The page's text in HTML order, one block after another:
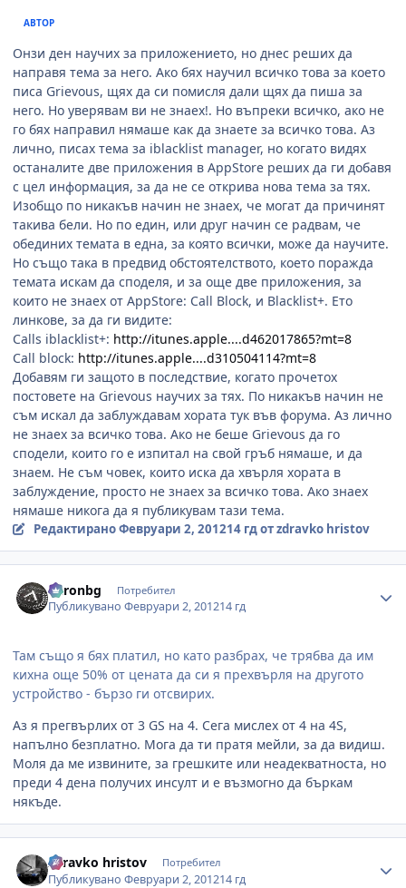
АВТОР
Онзи ден научих за приложението, но днес реших да
направя тема за него. Ако бях научил всичко това за което
писа Grievous, щях да си помисля дали щях да пиша за
него. Но уверявам ви не знаех!. Но въпреки всичко, ако не
го бях направил нямаше как да знаете за всичко това. Аз
лично, писах тема за iblacklist manager, но когато видях
останалите две приложения в AppStore реших да ги добавя
с цел информация, за да не се открива нова тема за тях.
Изобщо по никакъв начин не знаех, че могат да причинят
такива бели. Но по един, или друг начин се радвам, че
обединих темата в една, за която всички, може да научите.
Но също така в предвид обстоятелството, което поражда
темата искам да споделя, и за още две приложения, за
които не знаех от AppStore: Call Block, и Blacklist+. Ето
линкове, за да ги видите:
Calls iblacklist+: http://itunes.apple....d462017865?mt=8
Call block: http://itunes.apple....d310504114?mt=8
Добавям ги защото в последствие, когато прочетох
постовете на Grievous научих за тях. По никакъв начин не
съм искал да заблуждавам хората тук във форума. Аз лично
не знаех за всичко това. Ако не беше Grievous да го
сподели, които го е изпитал на свой гръб нямаше, и да
знаем. Не съм човек, които иска да хвърля хората в
заблуждение, просто не знаех за всичко това. Ако знаех
нямаше никога да я публикувам тази тема.
РедактираноФевруари 2, 201214 гдот zdravko hristov
baronbg Потребител
ПубликуваноФевруари 2, 201214 гд
Там също я бях платил, но като разбрах, че трябва да им
кихна още 50% от цената да си я прехвърля на другото
устройство - бързо ги отсвирих.
Аз я прегвърлих от 3 GS на 4. Сега мислех от 4 на 4S,
напълно безплатно. Мога да ти пратя мейли, за да видиш.
Моля да ме извините, за грешките или неадекватноста, но
преди 4 дена получих инсулт и е възмогно да бъркам
някъде.
zdravko hristov Потребител
ПубликуваноФевруари 2, 201214 гд